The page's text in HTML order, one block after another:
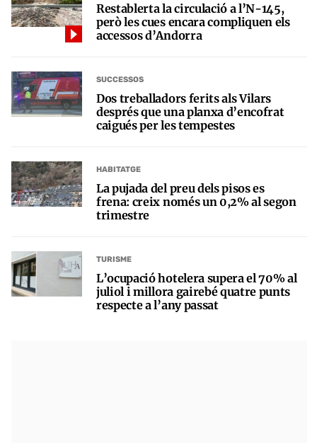
Restablerta la circulació a l’N-145,
però les cues encara compliquen els
accessos d’Andorra
SUCCESSOS
Dos treballadors ferits als Vilars
després que una planxa d’encofrat
caigués per les tempestes
HABITATGE
La pujada del preu dels pisos es
frena: creix només un 0,2% al segon
trimestre
TURISME
L’ocupació hotelera supera el 70% al
juliol i millora gairebé quatre punts
respecte a l’any passat